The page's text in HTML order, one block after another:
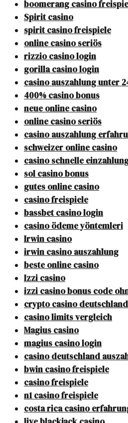
boomerang casino
Spirit casino
spirit casino freispiele
online casino seriös
rizzio casino login
gorilla casino login
casino auszahlung unter
400% casino bonus
neue online casino
online casino seriös
casino auszahlung
schweizer online casino
casino schnelle
sol casino bonus
gutes online casino
casino freispiele
bassbet casino login
casino ödeme yöntemleri
Irwin casino
irwin casino auszahlung
beste online casino
Izzi casino
izzi casino bonus code
crypto casino deutschland
casino limits vergleich
Magius casino
magius casino login
casino deutschland
bwin casino freispiele
casino freispiele
n1 casino freispiele
costa rica casino